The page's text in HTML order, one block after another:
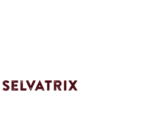
Selvatrix